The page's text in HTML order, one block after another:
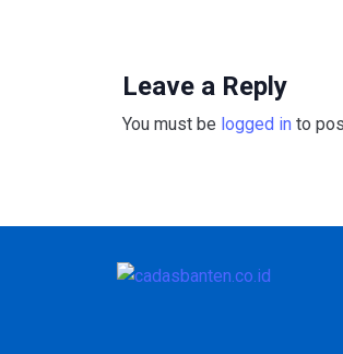
Leave a Reply
You must be logged in to